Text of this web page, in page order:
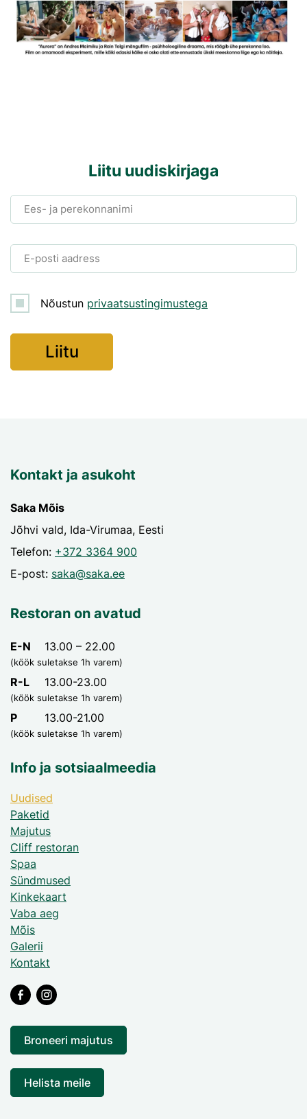
Liitu uudiskirjaga
Ees- ja perekonnanimi
E-posti aadress
Nõustun privaatsustingimustega
Kontakt ja asukoht
Saka Mõis
Jõhvi vald, Ida-Virumaa, Eesti
Telefon: +372 3364 900
E-post: saka@saka.ee
Restoran on avatud
E-N 13.00 – 22.00
(köök suletakse 1h varem)
R-L 13.00-23.00
(köök suletakse 1h varem)
P 13.00-21.00
(köök suletakse 1h varem)
Info ja sotsiaalmeedia
Uudised
Paketid
Majutus
Cliff restoran
Spaa
Sündmused
Kinkekaart
Vaba aeg
Mõis
Galerii
Kontakt
Broneeri majutus
Helista meile